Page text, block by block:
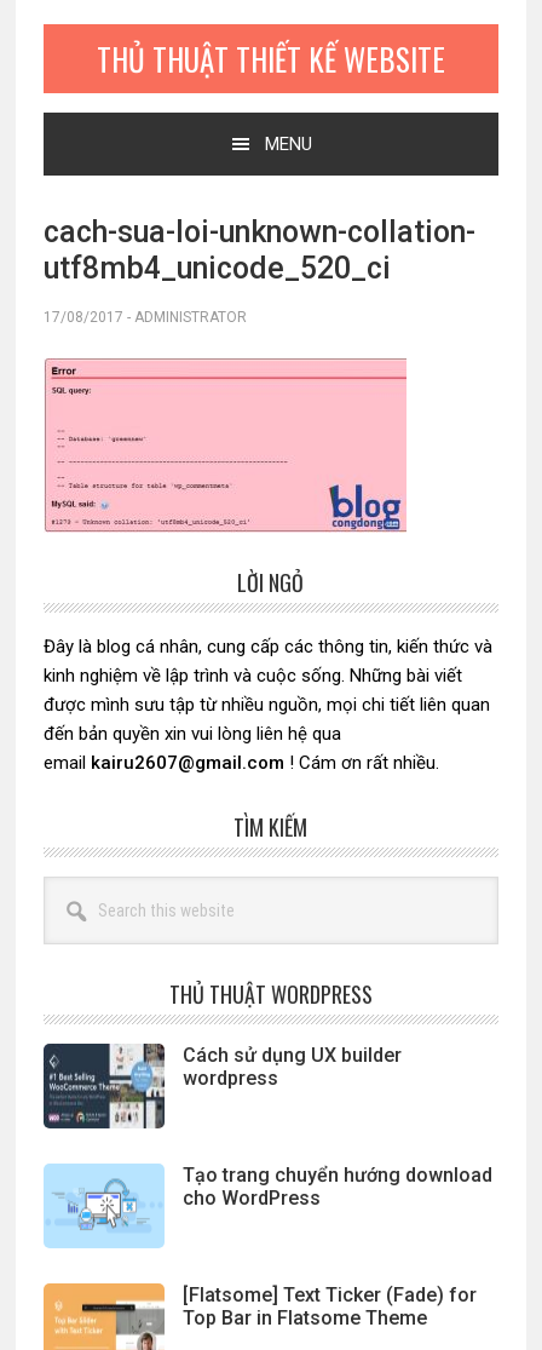
THỦ THUẬT THIẾT KẾ WEBSITE
MENU
cach-sua-loi-unknown-collation-
utf8mb4_unicode_520_ci
17/08/2017 - ADMINISTRATOR
chính
LỜI NGỎ
Đây là blog cá nhân, cung cấp các thông tin, kiến thức và
kinh nghiệm về lập trình và cuộc sống. Những bài viết
được mình sưu tập từ nhiều nguồn, mọi chi tiết liên quan
đến bản quyền xin vui lòng liên hệ qua
email kairu2607@gmail.com ! Cám ơn rất nhiều.
TÌM KIẾM
this
website
THỦ THUẬT WORDPRESS
Cách sử dụng UX builder
wordpress
Tạo trang chuyển hướng download
cho WordPress
[Flatsome] Text Ticker (Fade) for
Top Bar in Flatsome Theme